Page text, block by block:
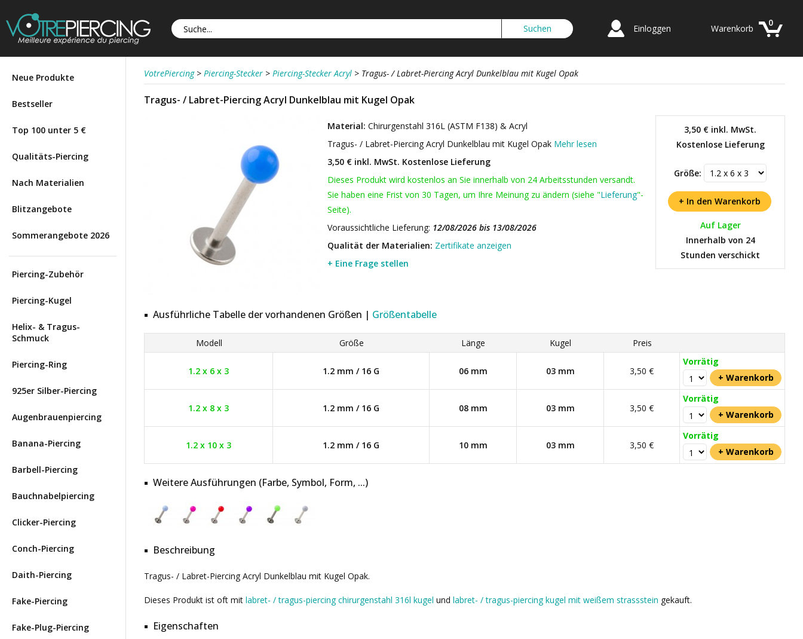
Einloggen
0
Warenkorb
Neue Produkte
Bestseller
Top 100 unter 5 €
Qualitäts-Piercing
Nach Materialien
Blitzangebote
Sommerangebote 2026
Piercing-Zubehör
Piercing-Kugel
Helix- & Tragus-
Schmuck
Piercing-Ring
925er Silber-Piercing
Augenbrauenpiercing
Banana-Piercing
Barbell-Piercing
Bauchnabelpiercing
Clicker-Piercing
Conch-Piercing
Daith-Piercing
Fake-Piercing
Fake-Plug-Piercing
VotrePiercing > Piercing-Stecker > Piercing-Stecker Acryl > Tragus- / Labret-Piercing Acryl Dunkelblau mit Kugel Opak
Tragus- / Labret-Piercing Acryl Dunkelblau mit Kugel Opak
3,50 € inkl. MwSt.
Kostenlose Lieferung
Größe:
Auf Lager
Innerhalb von 24
Stunden verschickt
Material: Chirurgenstahl 316L (ASTM F138) & Acryl
Tragus- / Labret-Piercing Acryl Dunkelblau mit Kugel Opak Mehr lesen
3,50 € inkl. MwSt. Kostenlose Lieferung
Dieses Produkt wird kostenlos an Sie innerhalb von 24 Arbeitsstunden versandt.
Sie haben eine Frist von 30 Tagen, um Ihre Meinung zu ändern (siehe "Lieferung"-
Seite).
Voraussichtliche Lieferung: 12/08/2026 bis 13/08/2026
Qualität der Materialien: Zertifikate anzeigen
+ Eine Frage stellen
Ausführliche Tabelle der vorhandenen Größen | Größentabelle
Modell Größe Länge Kugel Preis
1.2 x 6 x 3 1.2 mm / 16 G 06 mm 03 mm 3,50 €
Vorrätig
1.2 x 8 x 3 1.2 mm / 16 G 08 mm 03 mm 3,50 €
Vorrätig
1.2 x 10 x 3 1.2 mm / 16 G 10 mm 03 mm 3,50 €
Vorrätig
Weitere Ausführungen (Farbe, Symbol, Form, ...)
Beschreibung
Tragus- / Labret-Piercing Acryl Dunkelblau mit Kugel Opak.
Dieses Produkt ist oft mit labret- / tragus-piercing chirurgenstahl 316l kugel und labret- / tragus-piercing kugel mit weißem strassstein gekauft.
Eigenschaften